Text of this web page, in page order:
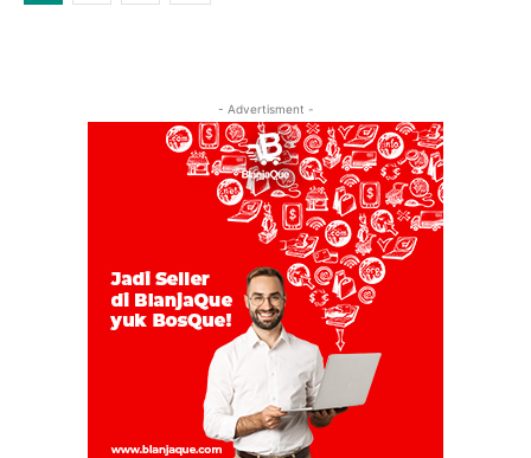
- Advertisment -